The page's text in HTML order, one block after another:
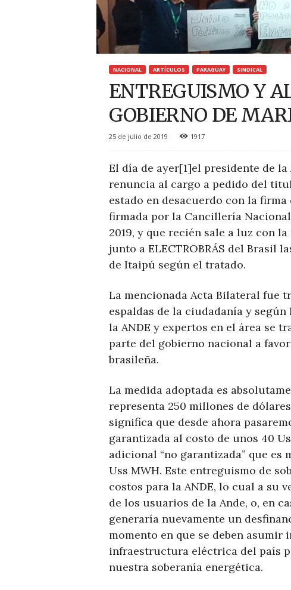
NACIONAL ARTÍCULOS PARAGUAY SINDICAL
ENTREGUISMO Y
GOBIERNO DE
25 de julio de 2019 1917
El día de ayer[1]el presidente de
renuncia al cargo a pedido del
estado en desacuerdo con la firma
firmada por la Cancillería
2019, y que recién sale a luz con
junto a ELECTROBRÁS del Brasil
de Itaipú según el tratado.
La mencionada Acta Bilateral fue
espaldas de la ciudadanía y
la ANDE y expertos en el área se
parte del gobierno nacional a
brasileña.
La medida adoptada es
representa 250 millones de
significa que desde ahora
garantizada al costo de unos 40
adicional “no garantizada” que es
Uss MWH. Este entreguismo de
costos para la ANDE, lo cual a su
de los usuarios de la Ande, o, en
generaría nuevamente un
momento en que se deben asumir
infraestructura eléctrica del país
nuestra soberanía energética.